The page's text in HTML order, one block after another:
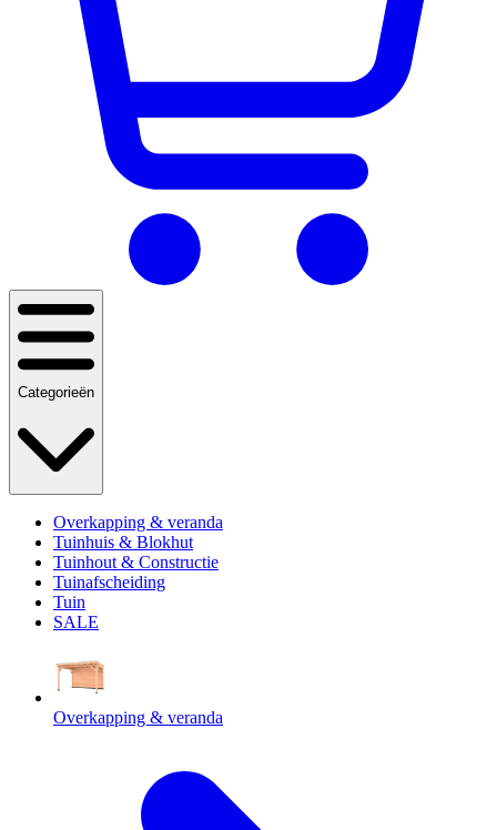
Categorieën
Overkapping & veranda
Tuinhuis & Blokhut
Tuinhout & Constructie
Tuinafscheiding
Tuin
SALE
Overkapping & veranda